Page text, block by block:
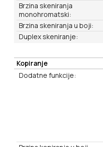
Brzina skeniranja
monohromatski:
Brzina skeniranja u boji:
Duplex skeniranje:
Kopiranje
Dodatne funkcije: